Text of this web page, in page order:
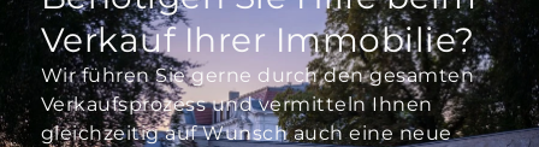
Verkauf Ihrer Immobilie?
Wir führen Sie gerne durch den gesamten
Verkaufsprozess und vermitteln Ihnen
gleichzeitig auf Wunsch auch eine neue